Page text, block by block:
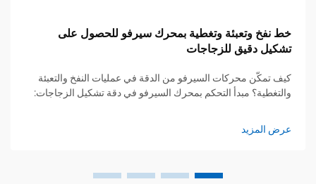
خط نفخ وتعبئة وتغطية بمحرك سيرفو للحصول على
تشكيل دقيق للزجاجات
كيف تمكّن محركات السيرفو من الدقة في عمليات النفخ والتعبئة
والتغطية؟ مبدأ التحكم بمحرك السيرفو في دقة تشكيل الزجاجات:
الوضع الحالي...
عرض المزيد